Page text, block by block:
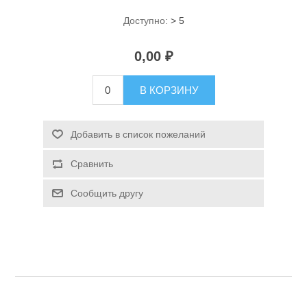
Спасательные средства
Доступно: > 5
0,00 ₽
В КОРЗИНУ
Добавить в список пожеланий
Сравнить
Сообщить другу